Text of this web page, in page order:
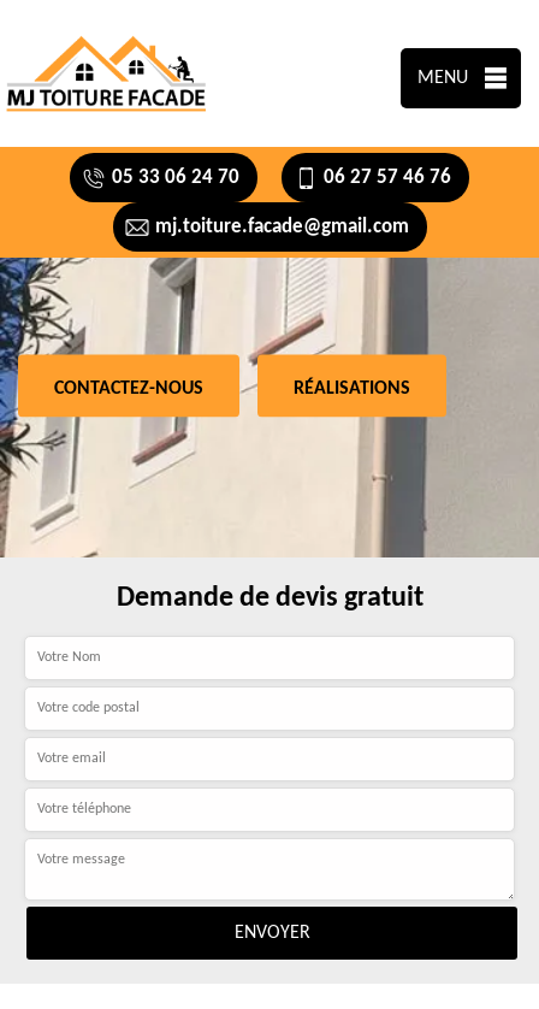
MENU
05 33 06 24 70 06 27 57 46 76
mj.toiture.facade@gmail.com
CONTACTEZ-NOUS RÉALISATIONS
Demande de devis gratuit